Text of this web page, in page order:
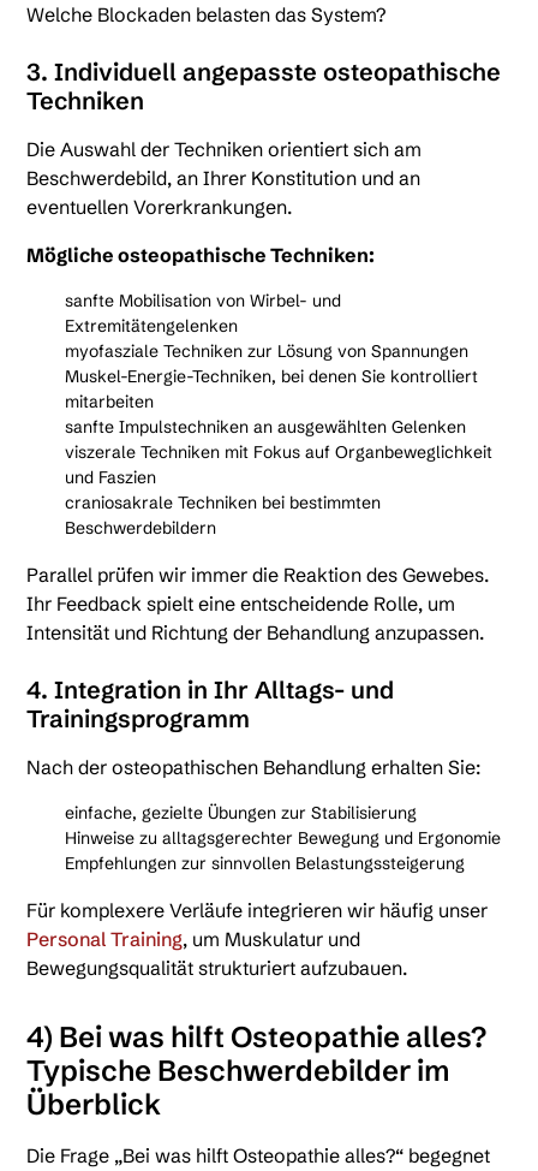
Welche Blockaden belasten das System?
3. Individuell angepasste osteopathische
Techniken
Die Auswahl der Techniken orientiert sich am
Beschwerdebild, an Ihrer Konstitution und an
eventuellen Vorerkrankungen.
Mögliche osteopathische Techniken:
sanfte Mobilisation von Wirbel- und
Extremitätengelenken
myofasziale Techniken zur Lösung von Spannungen
Muskel-Energie-Techniken, bei denen Sie kontrolliert
mitarbeiten
sanfte Impulstechniken an ausgewählten Gelenken
viszerale Techniken mit Fokus auf Organbeweglichkeit
und Faszien
craniosakrale Techniken bei bestimmten
Beschwerdebildern
Parallel prüfen wir immer die Reaktion des Gewebes.
Ihr Feedback spielt eine entscheidende Rolle, um
Intensität und Richtung der Behandlung anzupassen.
4. Integration in Ihr Alltags- und
Trainingsprogramm
Nach der osteopathischen Behandlung erhalten Sie:
einfache, gezielte Übungen zur Stabilisierung
Hinweise zu alltagsgerechter Bewegung und Ergonomie
Empfehlungen zur sinnvollen Belastungssteigerung
Für komplexere Verläufe integrieren wir häufig unser
Personal Training, um Muskulatur und
Bewegungsqualität strukturiert aufzubauen.
4) Bei was hilft Osteopathie alles?
Typische Beschwerdebilder im
Überblick
Die Frage „Bei was hilft Osteopathie alles?“ begegnet